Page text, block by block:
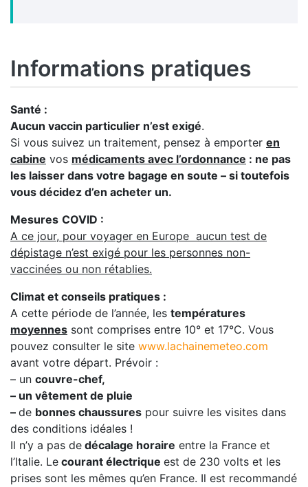
Informations pratiques
Santé :
Aucun vaccin particulier n’est exigé.
Si vous suivez un traitement, pensez à emporter en
cabine vos médicaments avec l’ordonnance : ne pas
les laisser dans votre bagage en soute – si toutefois
vous décidez d’en acheter un.
Mesures COVID :
A ce jour, pour voyager en Europe aucun test de
dépistage n’est exigé pour les personnes non-
vaccinées ou non rétablies.
Climat et conseils pratiques :
A cette période de l’année, les températures
moyennes sont comprises entre 10° et 17°C. Vous
pouvez consulter le site www.lachainemeteo.com
avant votre départ. Prévoir :
– un couvre-chef,
– un vêtement de pluie
– de bonnes chaussures pour suivre les visites dans
des conditions idéales !
Il n’y a pas de décalage horaire entre la France et
l’Italie. Le courant électrique est de 230 volts et les
prises sont les mêmes qu’en France. Il est recommandé